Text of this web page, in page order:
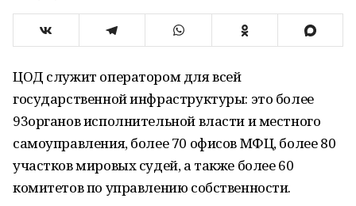
ЦОД служит оператором для всей
государственной инфраструктуры: это более
93органов исполнительной власти и местного
самоуправления, более 70 офисов МФЦ, более 80
участков мировых судей, а также более 60
комитетов по управлению собственности.